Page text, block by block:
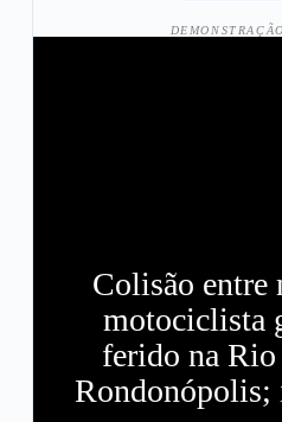
Colisão entre
motociclista
ferido na
Rondonópolis;